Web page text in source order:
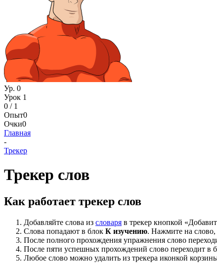
Ур. 0
Урок 1
0 / 1
Опыт0
Очки0
Главная
-
Трекер
Трекер слов
Как работает трекер слов
Добавляйте слова из словаря в трекер кнопкой
Слова попадают в блок К изучению. Нажмите на
После полного прохождения упражнения слово
После пяти успешных прохождений слово переходит в
Любое слово можно удалить из трекера иконкой